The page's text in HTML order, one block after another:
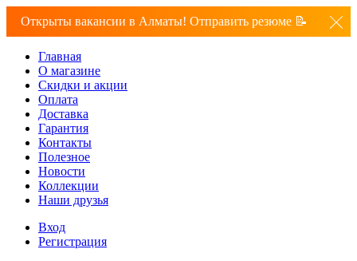
Открыты вакансии в Алматы! Отправить резюме 📝
Главная
О магазине
Скидки и акции
Оплата
Доставка
Гарантия
Контакты
Полезное
Новости
Коллекции
Наши друзья
Вход
Регистрация